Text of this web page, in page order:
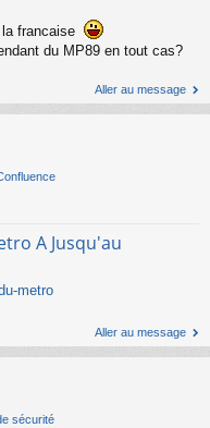
francaise
du MP89 en tout cas?
Aller au message
A Jusqu'au
metro
Aller au message
sécurité